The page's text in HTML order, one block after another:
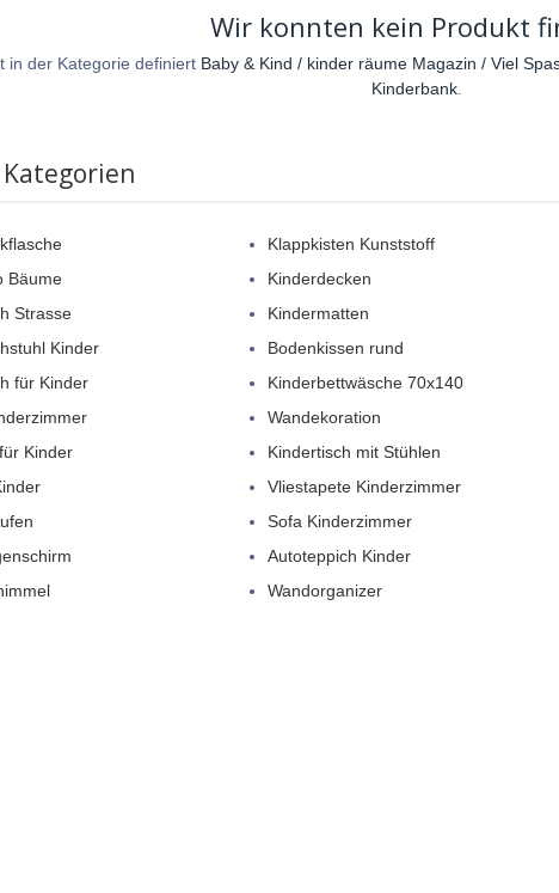
Wir konnten kein Produkt
in der Kategorie definiert Baby & Kind / kinder räume Magazin / Viel
Kinderbank
Bäume
Strasse
Kinder
für Kinder
Kinder
Klappkisten Kunststoff
Kinderdecken
Kindermatten
Bodenkissen rund
Kinderbettwäsche 70x140
Wandekoration
Kindertisch mit Stühlen
Vliestapete Kinderzimmer
Sofa Kinderzimmer
Autoteppich Kinder
Wandorganizer